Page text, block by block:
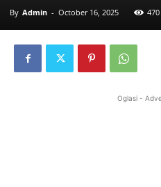
By Admin - October 16, 2025 470
Oglasi -